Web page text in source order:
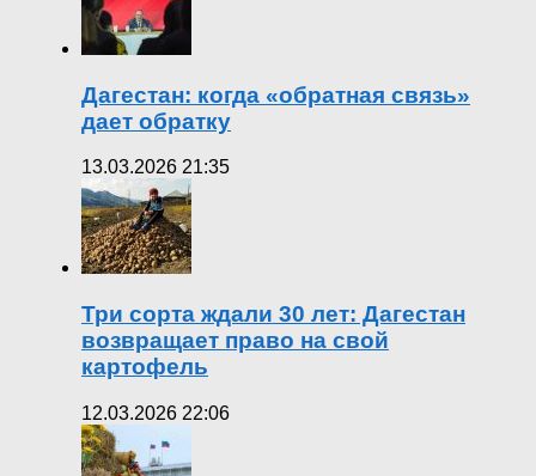
Дагестан: когда «обратная связь»
дает обратку
13.03.2026 21:35
Три сорта ждали 30 лет: Дагестан
возвращает право на свой
картофель
12.03.2026 22:06